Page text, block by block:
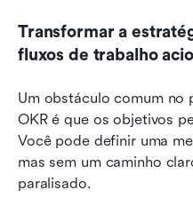
Transformar a
fluxos de trabalho
Um obstáculo comum no
OKR é que os objetivos
Você pode definir uma
mas sem um caminho
paralisado.